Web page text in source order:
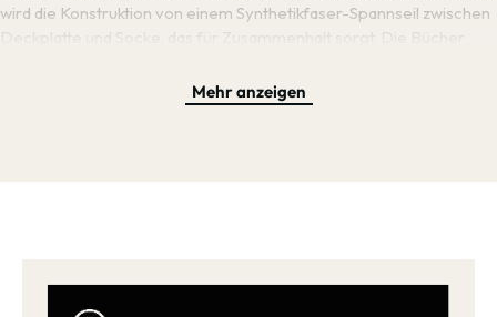
wird die Konstruktion von einem Synthetikfaser-Spannseil zwischen
wodurch vor allem bei voller Besetzung der Inhalt in den
Vordergrund rückt. Doch nicht nur in seinem minimalistischen
und recycelt werden kann. Bei der Produktion wird außerdem auf
kleine, mittelständische Unternehmen gesetzt, die aus der
Mehr anzeigen